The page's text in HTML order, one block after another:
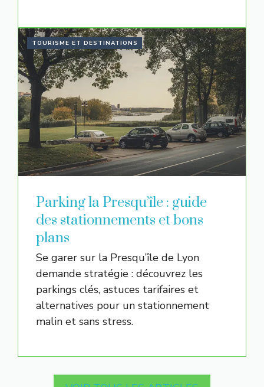
TOURISME ET DESTINATIONS
Parking la Presqu’île : guide
des stationnements et bons
plans
Se garer sur la Presqu’île de Lyon
demande stratégie : découvrez les
parkings clés, astuces tarifaires et
alternatives pour un stationnement
malin et sans stress.